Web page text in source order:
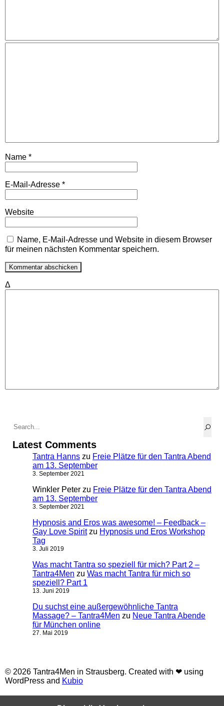
Name *
E-Mail-Adresse *
Website
Name, E-Mail-Adresse und Website in diesem Browser
für meinen nächsten Kommentar speichern.
Δ
Latest Comments
Tantra Hanns zu Freie Plätze für den Tantra Abend
am 13. September
3. September 2021
Winkler Peter zu Freie Plätze für den Tantra Abend
am 13. September
3. September 2021
Hypnosis and Eros was awesome! – Feedback –
Gay Love Spiritzu Hypnosis und Eros Workshop
Tag
3. Juli 2019
Was macht Tantra so speziell für mich? Part 2 –
Tantra4Men zu Was macht Tantra für mich so
speziell? Part 1
13. Juni 2019
Du suchst eine außergewöhnliche Tantra
Massage? – Tantra4Men zu Neue Tantra Abende
für München online
27. Mai 2019
© 2026 Tantra4Men in Strausberg. Created with ❤ using
WordPress and Kubio